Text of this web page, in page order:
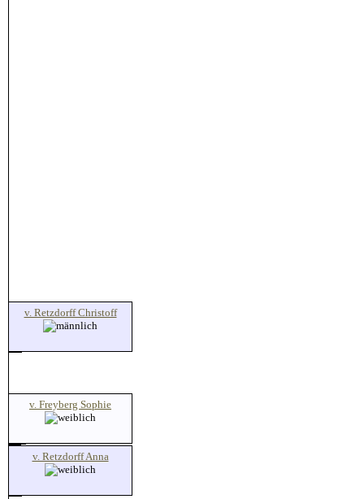
v. Retzdorff Christoff
v. Freyberg Sophie
v. Retzdorff Anna